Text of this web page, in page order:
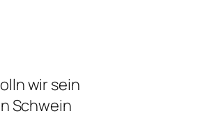
wir sein
Schwein